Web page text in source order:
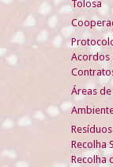
Tolosa
Acordos
Áreas
Recolha
Recolha